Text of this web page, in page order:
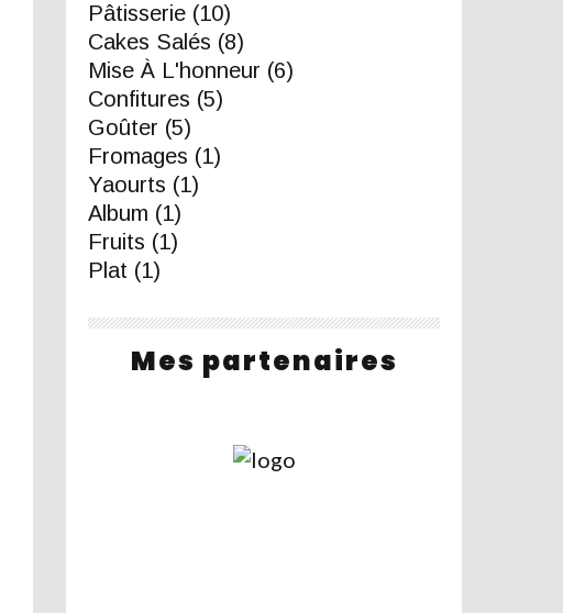
Pâtisserie (10)
Cakes Salés (8)
Mise À L'honneur (6)
Confitures (5)
Goûter (5)
Fromages (1)
Yaourts (1)
Album (1)
Fruits (1)
Plat (1)
Mes partenaires